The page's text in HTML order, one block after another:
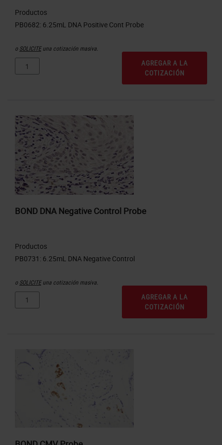
Productos
oSOLICITEuna cotización masiva.
AGREGAR A LA
COTIZACIÓN
BOND DNA Negative Control Probe
Productos
oSOLICITEuna cotización masiva.
AGREGAR A LA
COTIZACIÓN